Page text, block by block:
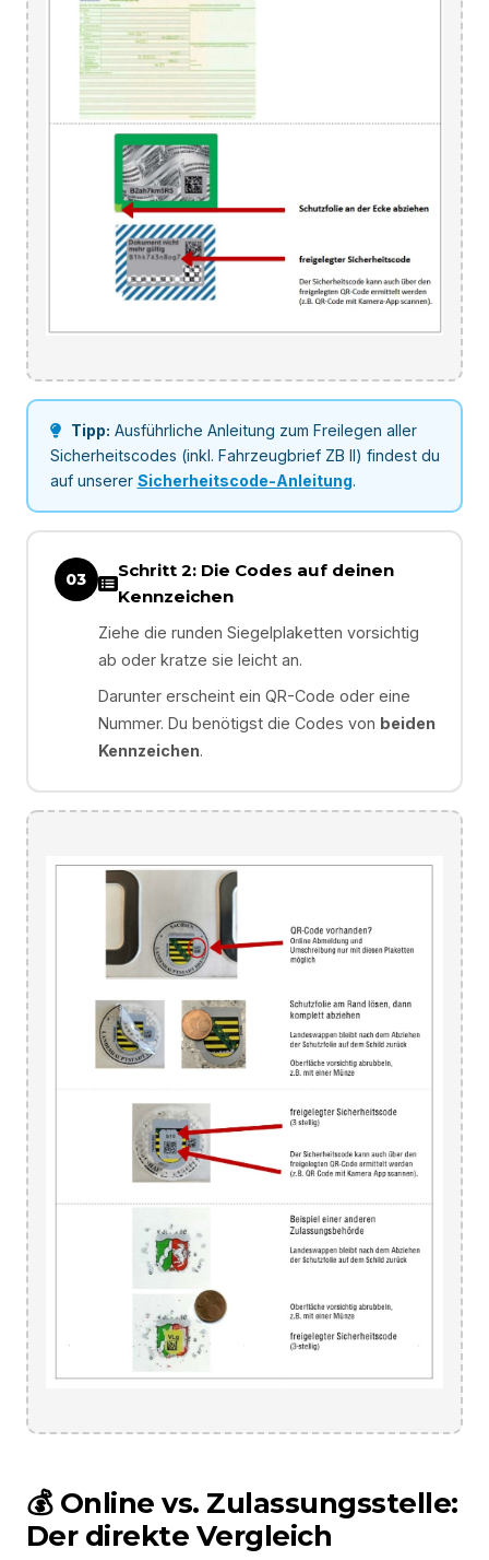
Tipp: Ausführliche Anleitung zum Freilegen aller
Sicherheitscodes (inkl. Fahrzeugbrief ZB II) findest du
auf unserer Sicherheitscode-Anleitung.
03
Schritt 2: Die Codes auf deinen
Kennzeichen
Ziehe die runden Siegelplaketten vorsichtig
ab oder kratze sie leicht an.
Darunter erscheint ein QR-Code oder eine
Nummer. Du benötigst die Codes von beiden
Kennzeichen.
💰 Online vs. Zulassungsstelle:
Der direkte Vergleich